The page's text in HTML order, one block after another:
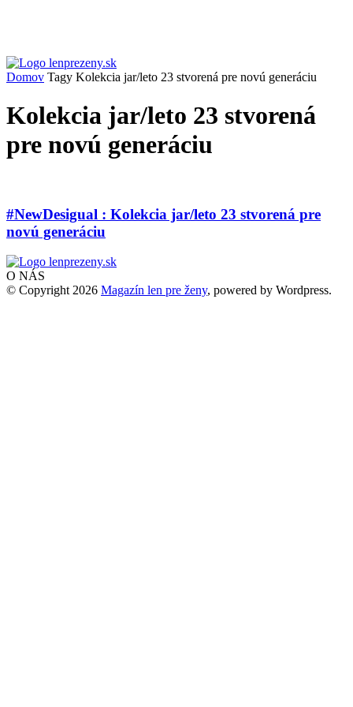
Domov Tagy Kolekcia jar/leto 23 stvorená pre novú generáciu
Kolekcia jar/leto 23 stvorená
pre novú generáciu
#NewDesigual : Kolekcia jar/leto 23 stvorená pre
novú generáciu
O NÁS
© Copyright 2026 Magazín len pre ženy, powered by Wordpress.